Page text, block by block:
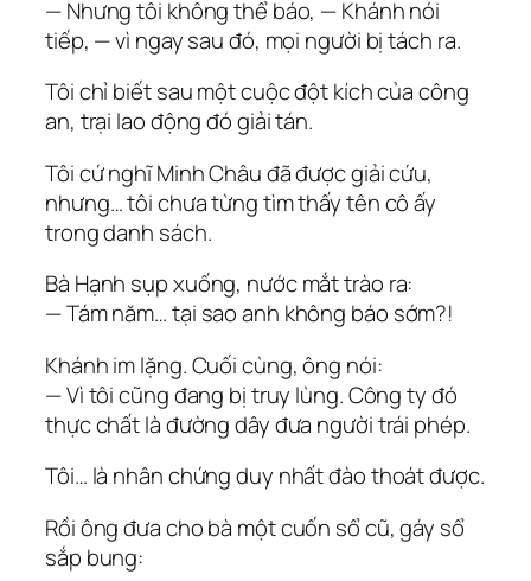
— Nhưng tôi không thể báo, — Khánh nói
tiếp, — vì ngay sau đó, mọi người bị tách ra.
Tôi chỉ biết sau một cuộc đột kích của công
an, trại lao động đó giải tán.
Tôi cứ nghĩ Minh Châu đã được giải cứu,
nhưng… tôi chưa từng tìm thấy tên cô ấy
trong danh sách.
Bà Hạnh sụp xuống, nước mắt trào ra:
— Tám năm… tại sao anh không báo sớm?!
Khánh im lặng. Cuối cùng, ông nói:
— Vì tôi cũng đang bị truy lùng. Công ty đó
thực chất là đường dây đưa người trái phép.
Tôi… là nhân chứng duy nhất đào thoát được.
Rồi ông đưa cho bà một cuốn sổ cũ, gáy sổ
sắp bung: